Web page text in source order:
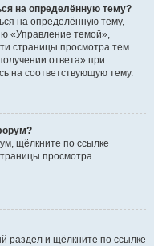
на определённую тему?
на определённую тему,
«Управление темой»,
страницы просмотра тем.
ответа» при
на соответствующую тему.
щёлкните по ссылке
просмотра
раздел и щёлкните по ссылке